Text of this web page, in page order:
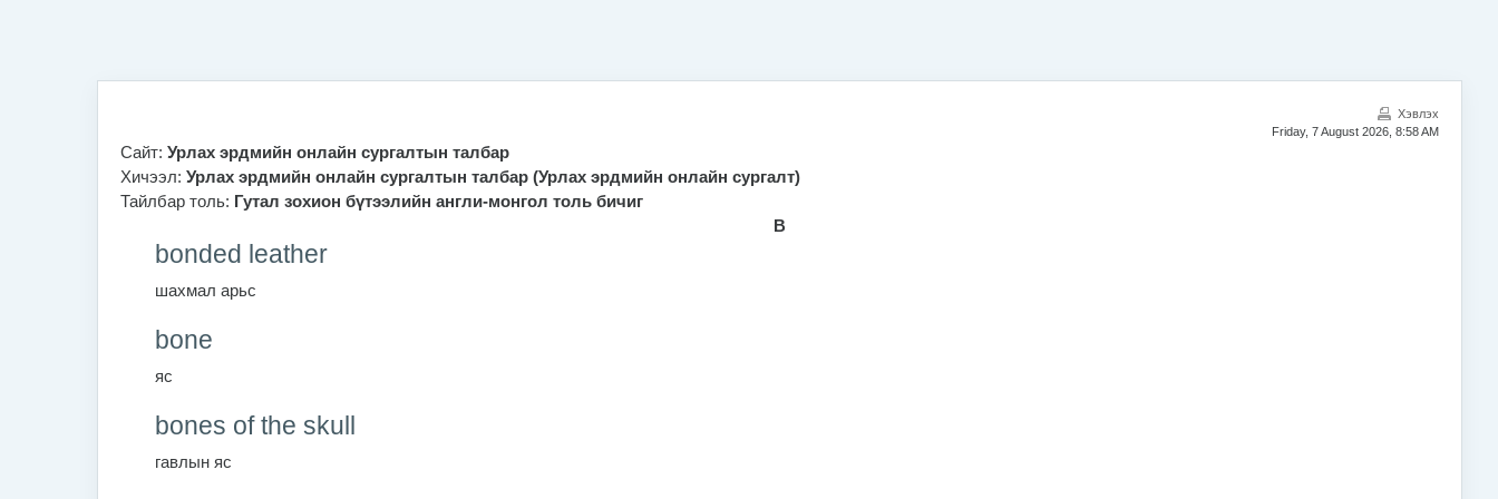
Хэвлэх
Friday, 7 August 2026, 8:58 AM
Сайт: Урлах эрдмийн онлайн сургалтын талбар
Хичээл: Урлах эрдмийн онлайн сургалтын талбар (Урлах эрдмийн онлайн сургалт)
Тайлбар толь: Гутал зохион бүтээлийн англи-монгол толь бичиг
B
bonded leather
шахмал арьс
bone
яс
bones of the skull
гавлын яс